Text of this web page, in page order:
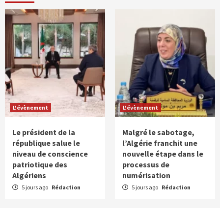
L'évènement
Le président de la
république salue le
niveau de conscience
patriotique des
Algériens
5 jours ago Rédaction
L'évènement
Malgré le sabotage,
l’Algérie franchit une
nouvelle étape dans le
processus de
numérisation
5 jours ago Rédaction